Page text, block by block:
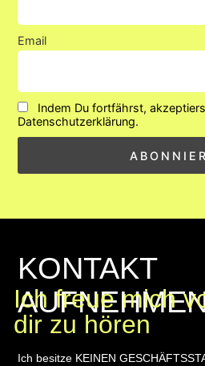
Email
Indem Du fortfährst,
Datenschutzerklärung.
KONTAKT
Ich freue mich
dir zu hören
Ich besitze KEINEN